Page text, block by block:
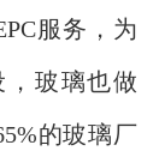
服务，为
玻璃也做
的玻璃厂